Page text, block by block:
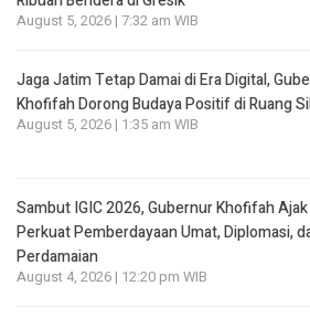
August 5, 2026 | 7:32 am WIB
Jaga Jatim Tetap Damai di Era Digital,
Khofifah Dorong Budaya Positif di Ruang
August 5, 2026 | 1:35 am WIB
Sambut IGIC 2026, Gubernur Khofifah
Perkuat Pemberdayaan Umat, Diplomasi,
Perdamaian
August 4, 2026 | 12:20 pm WIB